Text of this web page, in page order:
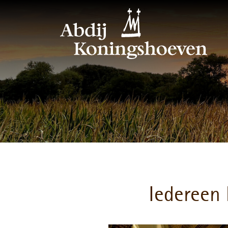
Iedereen